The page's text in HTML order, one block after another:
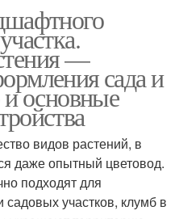
—
сада и
и основные
видов растений, в
даже опытный цветовод.
подходят для
участков, клумб в